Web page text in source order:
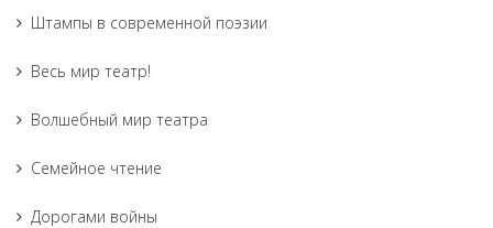
Штампы в современной поэзии
Весь мир театр!
Волшебный мир театра
Семейное чтение
Дорогами войны